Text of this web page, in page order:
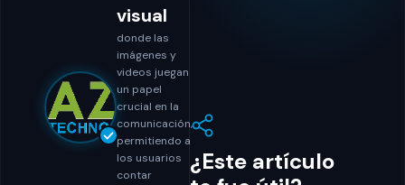
visual
donde las
imágenes y
videos juegan
un papel
crucial en la
comunicación,
permitiendo a
los usuarios
contar
¿Este artículo